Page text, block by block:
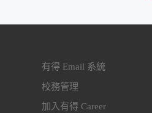
有得 Email 系統
校務管理
加入有得 Career